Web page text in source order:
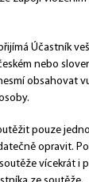
Účastník
nebo
obsahovat
pouze
opravit.
vícekrát i